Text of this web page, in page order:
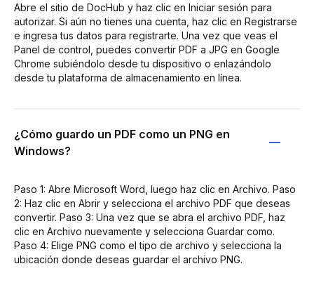
Abre el sitio de DocHub y haz clic en Iniciar sesión para
autorizar. Si aún no tienes una cuenta, haz clic en Registrarse
e ingresa tus datos para registrarte. Una vez que veas el
Panel de control, puedes convertir PDF a JPG en Google
Chrome subiéndolo desde tu dispositivo o enlazándolo
desde tu plataforma de almacenamiento en línea.
¿Cómo guardo un PDF como un PNG en
Windows?
Paso 1: Abre Microsoft Word, luego haz clic en Archivo. Paso
2: Haz clic en Abrir y selecciona el archivo PDF que deseas
convertir. Paso 3: Una vez que se abra el archivo PDF, haz
clic en Archivo nuevamente y selecciona Guardar como.
Paso 4: Elige PNG como el tipo de archivo y selecciona la
ubicación donde deseas guardar el archivo PNG.